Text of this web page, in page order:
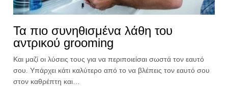
Τα πιο συνηθισμένα λάθη του
αντρικού grooming
Και μαζί οι λύσεις τους για να περιποιείσαι σωστά τον εαυτό
σου. Υπάρχει κάτι καλύτερο από το να βλέπεις τον εαυτό σου
στον καθρέπτη και…